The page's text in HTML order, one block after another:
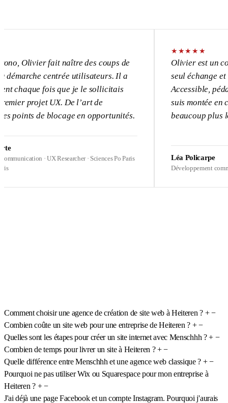
fait naître des coups de
centrée utilisateurs. Il a
fois que je le sollicitais
UX. De l’art de
de blocage en opportunités.
· UX Researcher · Sciences Po Paris
★
Olivier est un
seul échange et l’UX
Accessible,
suis montée en
beaucoup plus loin
Léa Policarpe
Développement commercial ·
Comment choisir une agence de création de site web à Heiteren ? + −
Combien coûte un site web pour une entreprise de Heiteren ? + −
Quelles sont les étapes pour créer un site internet avec Menschhh ? + −
Combien de temps pour livrer un site à Heiteren ? + −
Quelle différence entre Menschhh et une agence web classique ? + −
Pourquoi ne pas utiliser Wix ou Squarespace pour mon entreprise à
Heiteren ? + −
J'ai déjà une page Facebook et un compte Instagram. Pourquoi j'aurais